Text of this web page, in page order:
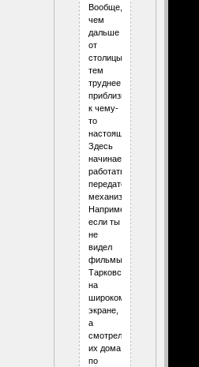
Вообще,
чем
дальше
от
столицы,
тем
труднее
приблизиться
к чему-
то
настоящему.
Здесь
начинает
работать
передаточный
механизм.
Например,
если ты
не
видел
фильмы
Тарковского
на
широком
экране,
а
смотрел
их дома
по